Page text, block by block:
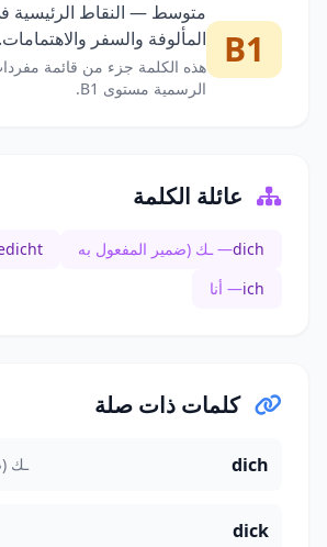
B1
متوسط — النقاط الرئيسية
المألوفة والسفر والاهتمامات.
هذه الكلمة جزء من قائمة
الرسمية مستوى B1.
عائلة الكلمة
dich— ـك (ضمير المفعول به
ich— أنا
كلمات ذات صلة
dich ـك
dick